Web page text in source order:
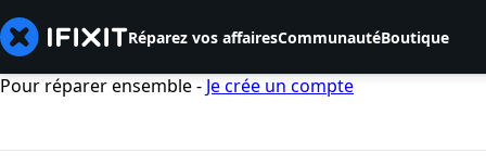
Réparez vos affairesCommunautéBoutique
Pour réparer ensemble - Je crée un compte